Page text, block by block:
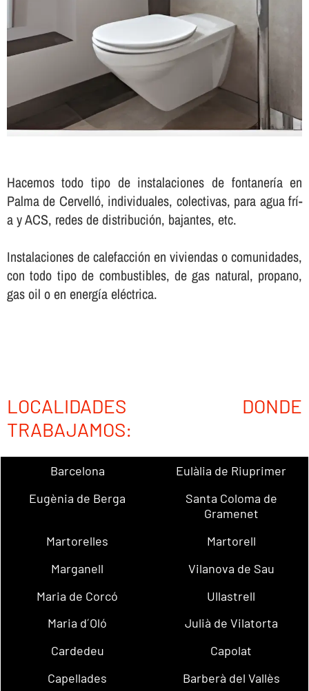
Hacemos todo tipo de instalaciones de fontanerí­a en
Palma de Cervelló, individuales, colectivas, para agua frí­
a y ACS, redes de distribución, bajantes, etc.
Instalaciones de calefacción en viviendas o comunidades,
con todo tipo de combustibles, de gas natural, propano,
gas oil o en energí­a eléctrica.
LOCALIDADES DONDE
TRABAJAMOS:
Barcelona
Eulàlia de Riuprimer
Eugènia de Berga
Santa Coloma de
Gramenet
Martorelles
Martorell
Marganell
Vilanova de Sau
Maria de Corcó
Ullastrell
Maria d´Oló
Julià de Vilatorta
Cardedeu
Capolat
Capellades
Barberà del Vallès